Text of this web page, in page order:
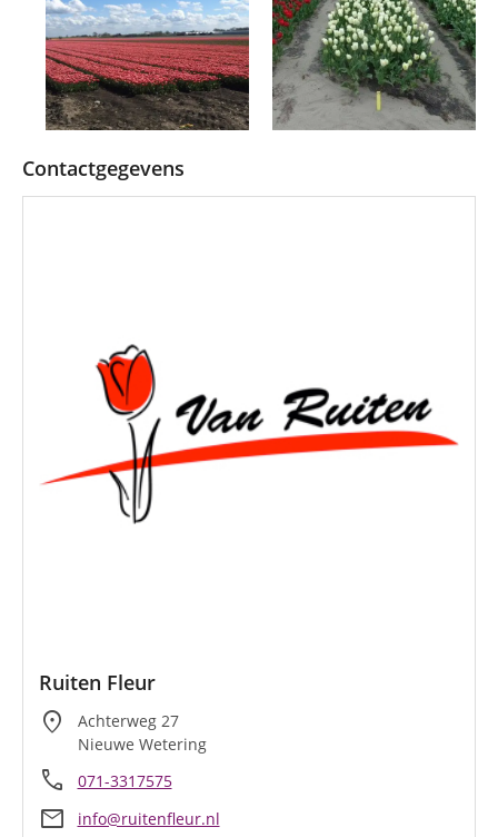
Contactgegevens
Ruiten Fleur
location_on
Achterweg 27
Nieuwe Wetering
call 071-3317575
mail info@ruitenfleur.nl